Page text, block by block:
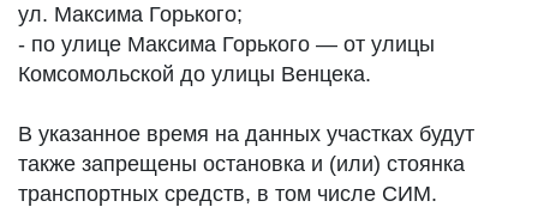
ул. Максима Горького;
- по улице Максима Горького — от улицы
Комсомольской до улицы Венцека.
В указанное время на данных участках будут
также запрещены остановка и (или) стоянка
транспортных средств, в том числе СИМ.